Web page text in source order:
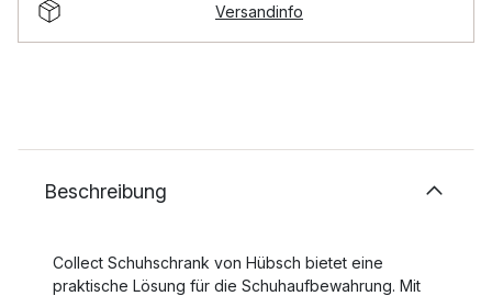
Versandinfo
Beschreibung
Collect Schuhschrank von Hübsch bietet eine
praktische Lösung für die Schuhaufbewahrung. Mit